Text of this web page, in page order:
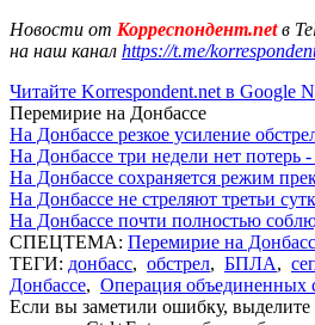
Новости от Корреспондент.netв
на наш канал https://t.me/
Читайте Korrespondent.net в Google
Перемирие на Донбассе
На Донбассе резкое усиление
На Донбассе три недели нет
На Донбассе сохраняется режим
На Донбассе не стреляют третьи
На Донбассе почти полностью
СПЕЦТЕМА: Перемирие на
ТЕГИ: донбасс, обстрел, БПЛА,
Донбассе, Операция объединенных
Если вы заметили ошибку, выделите